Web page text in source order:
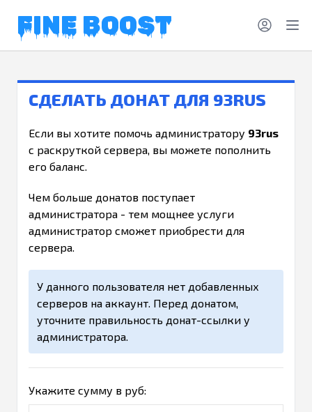
FINE BOOST
СДЕЛАТЬ ДОНАТ ДЛЯ 93RUS
Если вы хотите помочь администратору 93rus
с раскруткой сервера, вы можете пополнить
его баланс.
Чем больше донатов поступает
администратора - тем мощнее услуги
администратор сможет приобрести для
сервера.
У данного пользователя нет добавленных
серверов на аккаунт. Перед донатом,
уточните правильность донат-ссылки у
администратора.
Укажите сумму в руб: